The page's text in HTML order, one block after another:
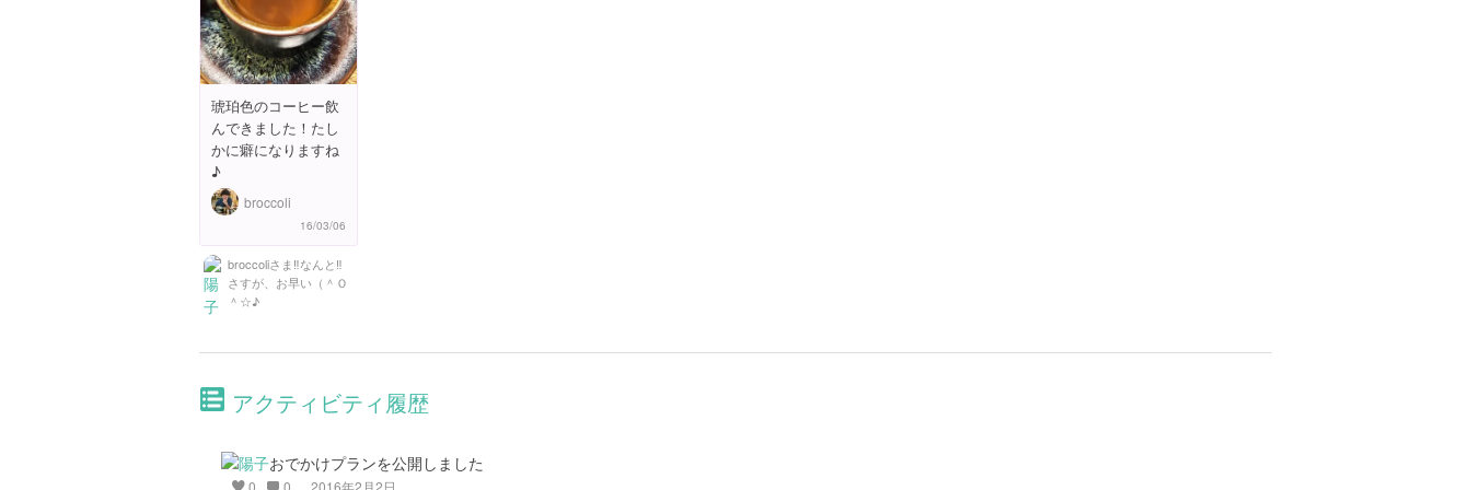
琥珀色のコーヒー飲
んできました！たし
かに癖になりますね
♪
broccoli
16/03/06
broccoliさま‼︎なんと‼︎
さすが、お早い（＾Ｏ
＾☆♪
アクティビティ履歴
おでかけプランを公開しました
0 0 2016年2月2日